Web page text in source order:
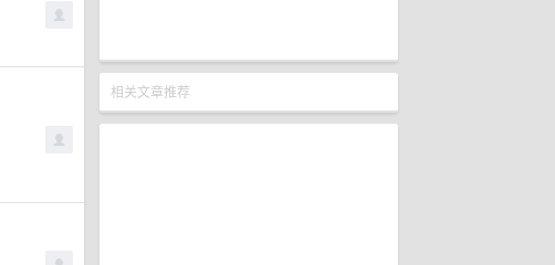
相关文章推荐